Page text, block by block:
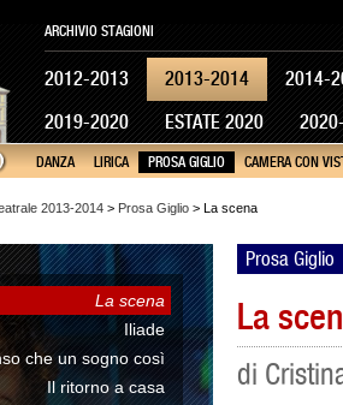
2012-2013 2013-2014
2014-
2019-2020
ESTATE 2020
ARCHIVIO STAGIONI
DANZA LIRICA PROSA GIGLIO CAMERA CON
2013-2014 > Prosa Giglio > La scena
La scena
Iliade
che un sogno così
Il ritorno a casa
Prosa Giglio
La
di